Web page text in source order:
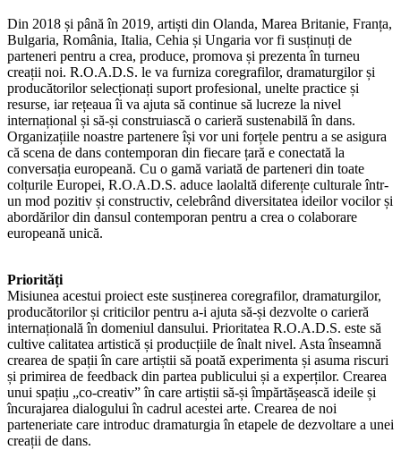
Din 2018 și până în 2019, artiști din Olanda, Marea Britanie, Franța,
Bulgaria, România, Italia, Cehia și Ungaria vor fi susținuți de
parteneri pentru a crea, produce, promova și prezenta în turneu
creații noi. R.O.A.D.S. le va furniza coregrafilor, dramaturgilor și
producătorilor selecționați suport profesional, unelte practice și
resurse, iar rețeaua îi va ajuta să continue să lucreze la nivel
internațional și să-și construiască o carieră sustenabilă în dans.
Organizațiile noastre partenere își vor uni forțele pentru a se asigura
că scena de dans contemporan din fiecare țară e conectată la
conversația europeană. Cu o gamă variată de parteneri din toate
colțurile Europei, R.O.A.D.S. aduce laolaltă diferențe culturale într-
un mod pozitiv și constructiv, celebrând diversitatea ideilor vocilor și
abordărilor din dansul contemporan pentru a crea o colaborare
europeană unică.
Priorități
Misiunea acestui proiect este susținerea coregrafilor, dramaturgilor,
producătorilor și criticilor pentru a-i ajuta să-și dezvolte o carieră
internațională în domeniul dansului. Prioritatea R.O.A.D.S. este să
cultive calitatea artistică și producțiile de înalt nivel. Asta înseamnă
crearea de spații în care artiștii să poată experimenta și asuma riscuri
și primirea de feedback din partea publicului și a experților. Crearea
unui spațiu „co-creativ” în care artiștii să-și împărtășească ideile și
încurajarea dialogului în cadrul acestei arte. Crearea de noi
parteneriate care introduc dramaturgia în etapele de dezvoltare a unei
creații de dans.